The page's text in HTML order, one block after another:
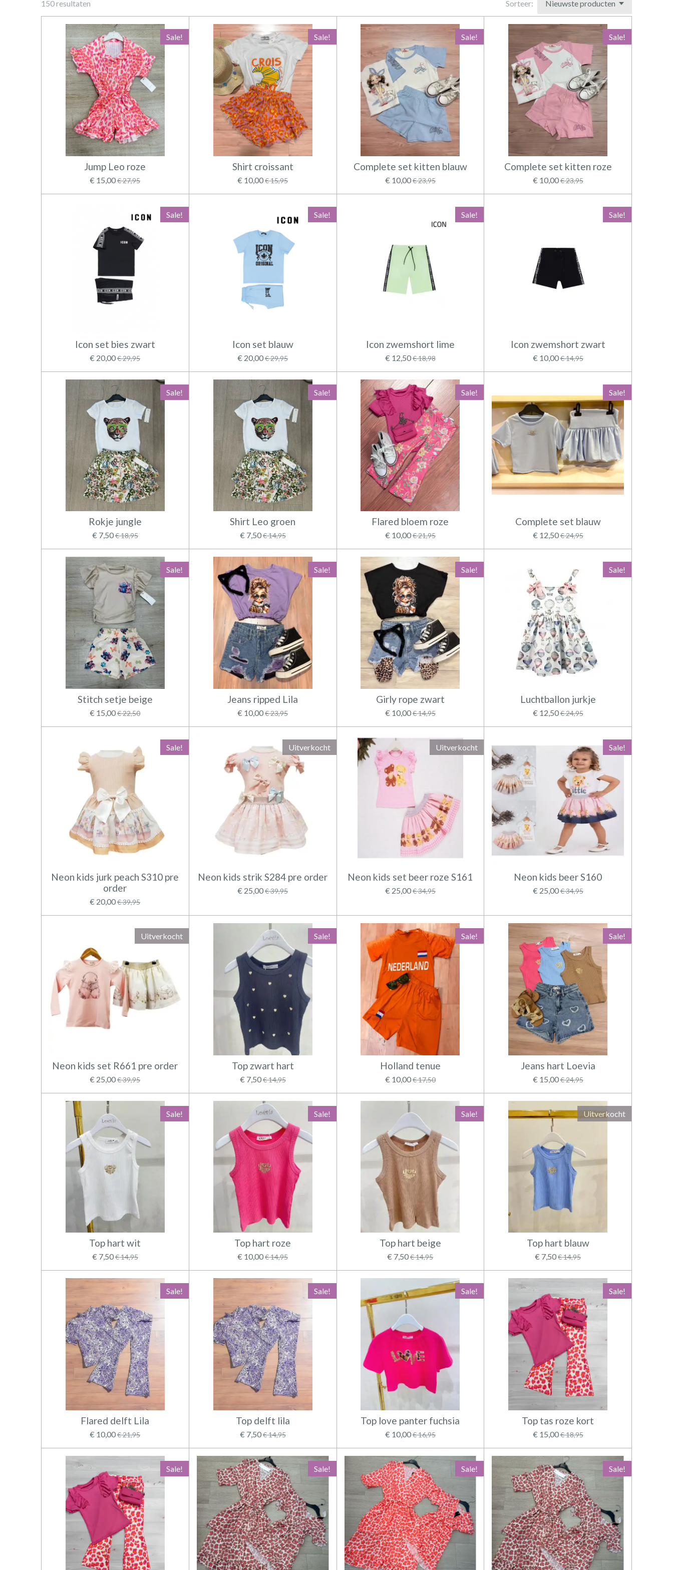
150 resultaten Sorteer:
Sale!
Jump Leo roze
€ 15,00€ 27,95
Sale!
Shirt croissant
€ 10,00€ 15,95
Sale!
Complete set kitten blauw
€ 10,00€ 23,95
Sale!
Complete set kitten roze
€ 10,00€ 23,95
Sale!
Icon set bies zwart
€ 20,00€ 29,95
Sale!
Icon set blauw
€ 20,00€ 29,95
Sale!
Icon zwemshort lime
€ 12,50€ 18,98
Sale!
Icon zwemshort zwart
€ 10,00€ 14,95
Sale!
Rokje jungle
€ 7,50€ 18,95
Sale!
Shirt Leo groen
€ 7,50€ 14,95
Sale!
Flared bloem roze
€ 10,00€ 21,95
Sale!
Complete set blauw
€ 12,50€ 24,95
Sale!
Stitch setje beige
€ 15,00€ 22,50
Sale!
Jeans ripped Lila
€ 10,00€ 23,95
Sale!
Girly rope zwart
€ 10,00€ 14,95
Sale!
Luchtballon jurkje
€ 12,50€ 24,95
Sale!
Neon kids jurk peach S310 pre
order
€ 20,00€ 39,95
Uitverkocht
Neon kids strik S284 pre order
€ 25,00€ 39,95
Uitverkocht
Neon kids set beer roze S161
€ 25,00€ 34,95
Sale!
Neon kids beer S160
€ 25,00€ 34,95
Uitverkocht
Neon kids set R661 pre order
€ 25,00€ 39,95
Sale!
Top zwart hart
€ 7,50€ 14,95
Sale!
Holland tenue
€ 10,00€ 17,50
Sale!
Jeans hart Loevia
€ 15,00€ 24,95
Sale!
Top hart wit
€ 7,50€ 14,95
Sale!
Top hart roze
€ 10,00€ 14,95
Sale!
Top hart beige
€ 7,50€ 14,95
Uitverkocht
Top hart blauw
€ 7,50€ 14,95
Sale!
Flared delft Lila
€ 10,00€ 21,95
Sale!
Top delft lila
€ 7,50€ 14,95
Sale!
Top love panter fuchsia
€ 10,00€ 16,95
Sale!
Top tas roze kort
€ 15,00€ 18,95
Sale! Sale! Sale! Sale!